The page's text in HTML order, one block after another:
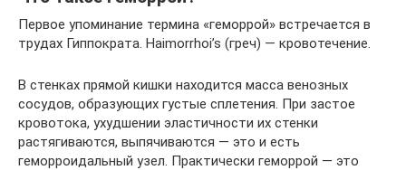
Первое упоминание термина «геморрой» встречается в
трудах Гиппократа. Haimorrhoi’s (греч) — кровотечение.
В стенках прямой кишки находится масса венозных
сосудов, образующих густые сплетения. При застое
кровотока, ухудшении эластичности их стенки
растягиваются, выпячиваются — это и есть
геморроидальный узел. Практически геморрой — это